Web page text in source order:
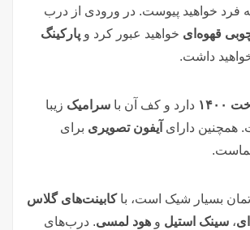
فرد خواهید پیوست. در ورودی از درب
قهوه‌ای خواهید عبور کرد و پارکینگ
داشت.
دارد و کف آن با سرامیک زیبا
همچنین دارای آیفون تصویری برای
بسیار شیک است، باکابینت‌های گلاس
، سینک استیل و هود لمسی. درب‌های